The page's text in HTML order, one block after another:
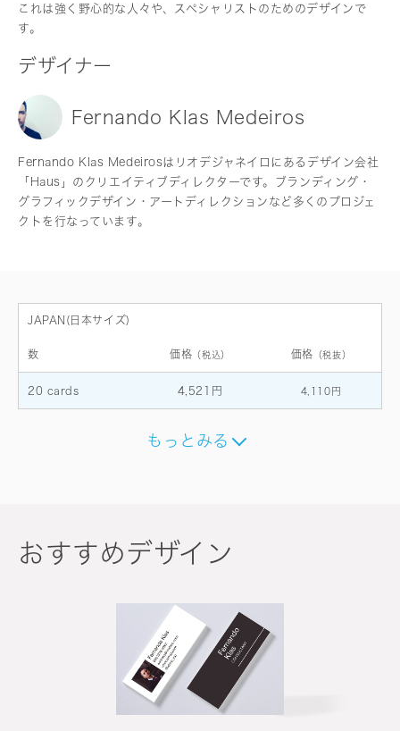
これは強く野心的な人々や、スペシャリストのためのデザインで
す。
デザイナー
Fernando Klas Medeiros
Fernando Klas Medeirosはリオデジャネイロにあるデザイン会社
「Haus」のクリエイティブディレクターです。ブランディング・
グラフィックデザイン・アートディレクションなど多くのプロジェ
クトを行なっています。
JAPAN(日本サイズ)
数 価格 （税込） 価格 （税抜）
20 cards 4,521円 4,110円
もっとみる
おすすめデザイン